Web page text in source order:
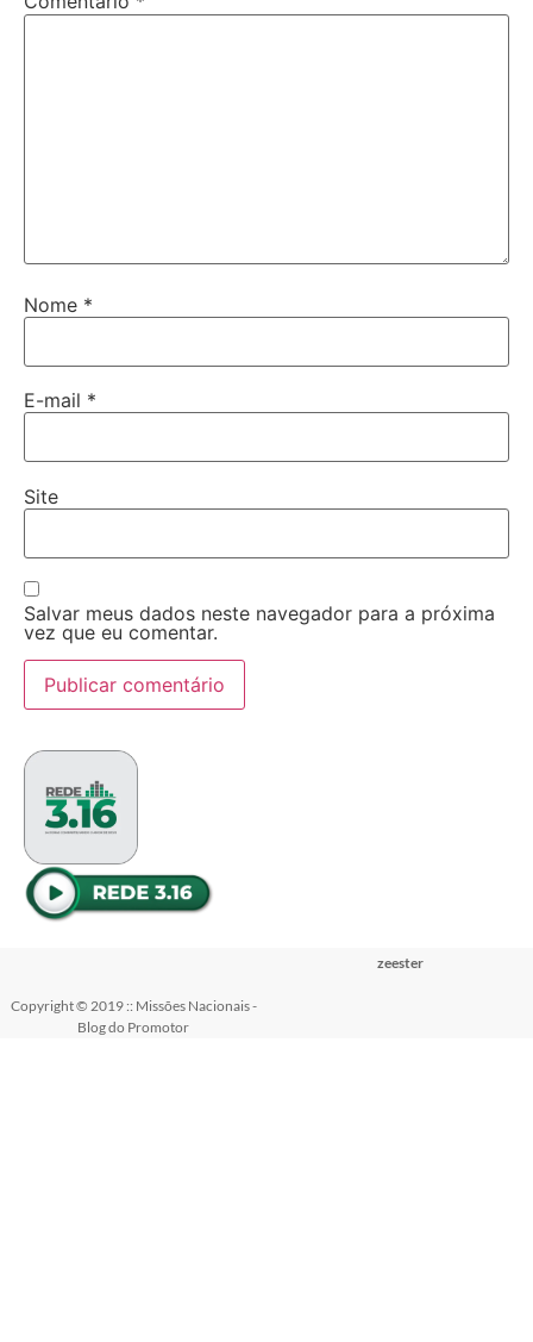
Nome *
E-mail *
Site
Salvar meus dados neste navegador para a próxima
vez que eu comentar.
Copyright © 2019 :: Missões Nacionais -
Blog do Promotor
zeester